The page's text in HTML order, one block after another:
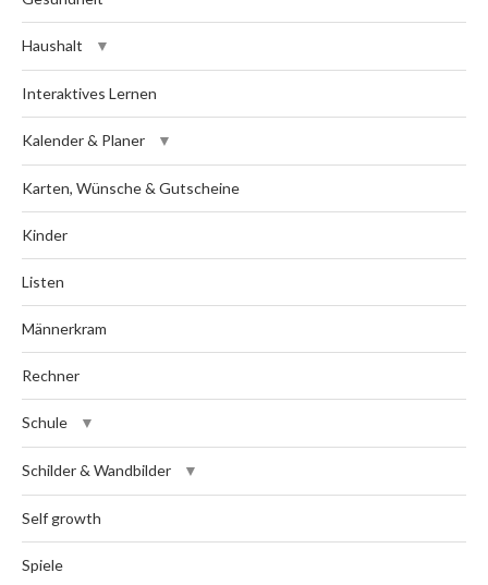
Haushalt
Interaktives Lernen
Kalender & Planer
Karten, Wünsche & Gutscheine
Kinder
Listen
Männerkram
Rechner
Schule
Schilder & Wandbilder
Self growth
Spiele